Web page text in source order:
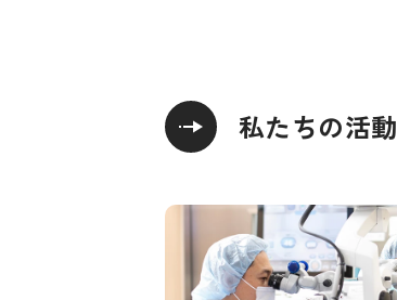
私たちの活動